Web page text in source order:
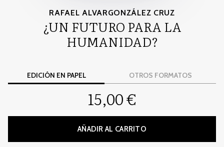
RAFAEL ALVARGONZÁLEZ CRUZ
¿UN FUTURO PARA LA
HUMANIDAD?
EDICIÓN EN PAPEL OTROS FORMATOS
15,00 €
AÑADIR AL CARRITO